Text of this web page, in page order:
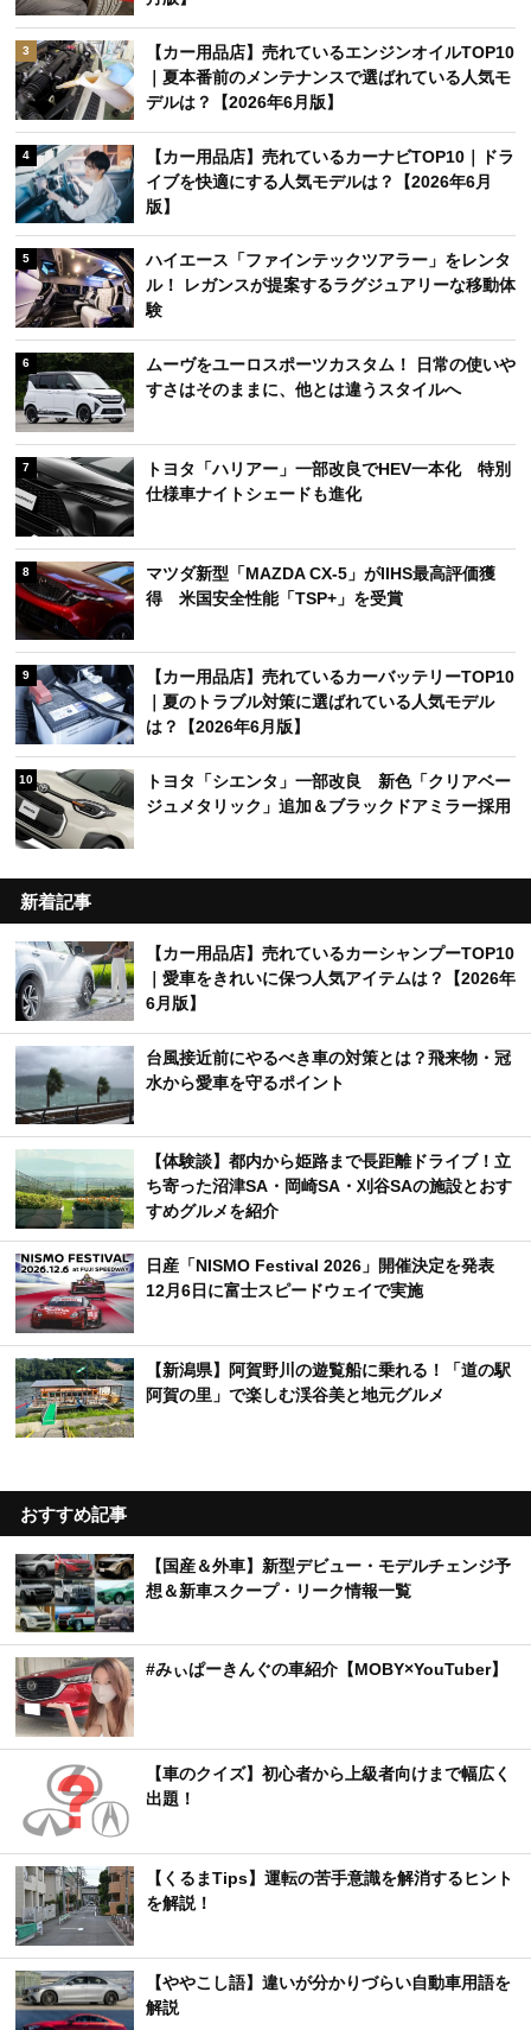
3
【カー用品店】売れているエンジンオイルTOP10
｜夏本番前のメンテナンスで選ばれている人気モ
デルは？【2026年6月版】
4
【カー用品店】売れているカーナビTOP10｜ドラ
イブを快適にする人気モデルは？【2026年6月
版】
5
ハイエース「ファインテックツアラー」をレンタ
ル！ レガンスが提案するラグジュアリーな移動体
験
6
ムーヴをユーロスポーツカスタム！ 日常の使いや
すさはそのままに、他とは違うスタイルへ
7
トヨタ「ハリアー」一部改良でHEV一本化 特別
仕様車ナイトシェードも進化
8
マツダ新型「MAZDA CX-5」がIIHS最高評価獲
得 米国安全性能「TSP+」を受賞
9
【カー用品店】売れているカーバッテリーTOP10
｜夏のトラブル対策に選ばれている人気モデル
は？【2026年6月版】
10
トヨタ「シエンタ」一部改良 新色「クリアベー
ジュメタリック」追加＆ブラックドアミラー採用
新着記事
【カー用品店】売れているカーシャンプーTOP10
｜愛車をきれいに保つ人気アイテムは？【2026年
6月版】
台風接近前にやるべき車の対策とは？飛来物・冠
水から愛車を守るポイント
【体験談】都内から姫路まで長距離ドライブ！立
ち寄った沼津SA・岡崎SA・刈谷SAの施設とおす
すめグルメを紹介
日産「NISMO Festival 2026」開催決定を発表
12月6日に富士スピードウェイで実施
【新潟県】阿賀野川の遊覧船に乗れる！「道の駅
阿賀の里」で楽しむ渓谷美と地元グルメ
おすすめ記事
【国産＆外車】新型デビュー・モデルチェンジ予
想＆新車スクープ・リーク情報一覧
#みぃぱーきんぐの車紹介【MOBY×YouTuber】
【車のクイズ】初心者から上級者向けまで幅広く
出題！
【くるまTips】運転の苦手意識を解消するヒント
を解説！
【ややこし語】違いが分かりづらい自動車用語を
解説